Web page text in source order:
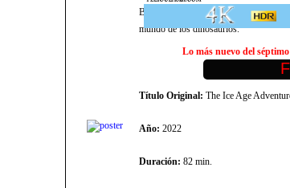
Buck, la intrépida comadreja tuerta, se
mundo de los dinosaurios.
Lo más nuevo del
Título Original: The Ice Age
Año: 2022
Duración: 82 min.